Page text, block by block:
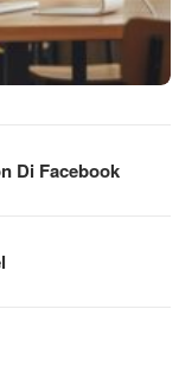
Di Facebook